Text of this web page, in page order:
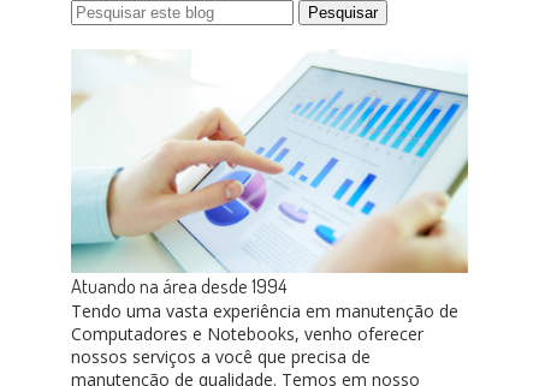
Atuando na área desde 1994
Tendo uma vasta experiência em manutenção de
Computadores e Notebooks, venho oferecer
nossos serviços a você que precisa de
manutenção de qualidade. Temos em nosso